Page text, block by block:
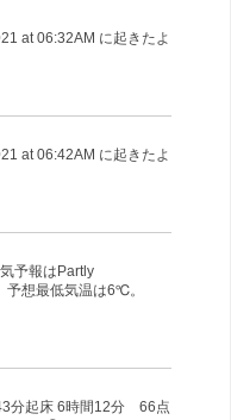
at 06:32AM に起きたよ
at 06:42AM に起きたよ
予報はPartly
想最低気温は6℃。
分起床 6時間12分 66点